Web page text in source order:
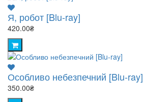
Я, робот [Blu-ray]
420.00₴
Особливо небезпечний [Blu-ray]
350.00₴